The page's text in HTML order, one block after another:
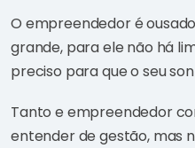
O empreendedor é
grande, para ele não há
preciso para que o seu
Tanto e empreendedor
entender de gestão, mas